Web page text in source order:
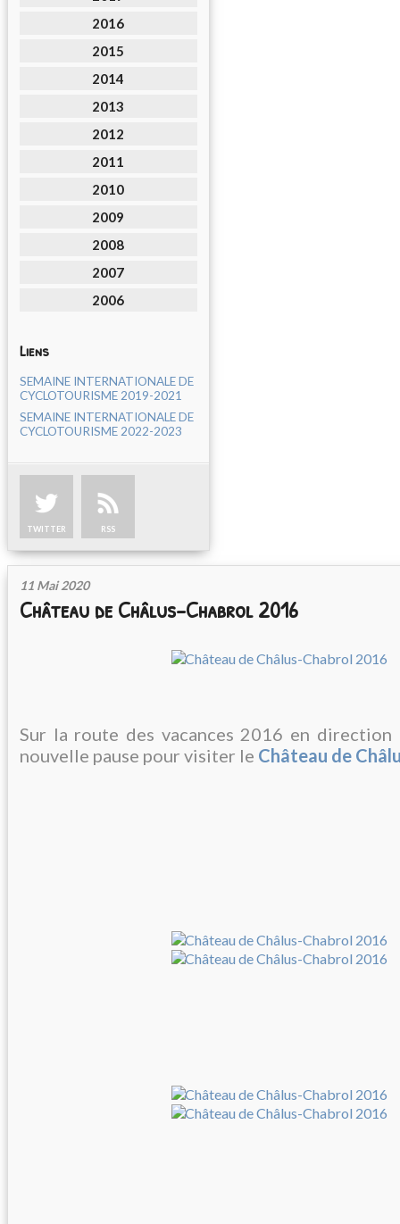
2016
2015
2014
2013
2012
2011
2010
2009
2008
2007
2006
Liens
SEMAINE INTERNATIONALE DE
CYCLOTOURISME 2019-2021
SEMAINE INTERNATIONALE DE
CYCLOTOURISME 2022-2023
TWITTER RSS
11 Mai 2020
Château de Châlus-Chabrol 2016
Sur la route des vacances 2016 en direction
nouvelle pause pour visiter le Château de